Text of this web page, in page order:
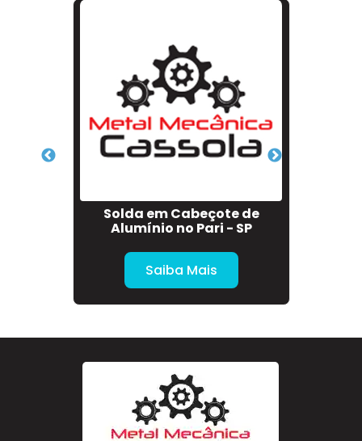
Solda em Cabeçote de
Alumínio no Pari - SP
Saiba Mais